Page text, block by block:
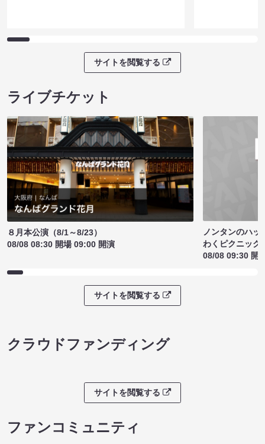
サイトを閲覧する
ライブチケット
８月本公演（8/1～8/23）
08/08 08:30 開場 09:00 開演
ノンタンのハッ
わくピクニック
08/08 09:30 開
サイトを閲覧する
クラウドファンディング
サイトを閲覧する
ファンコミュニティ